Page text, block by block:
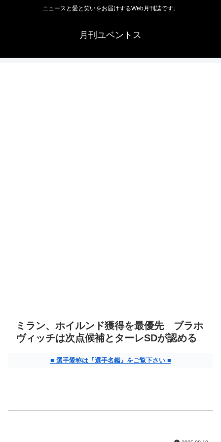
ニュースと愛と笑いをお届けするWeb月刊誌です。
月刊ユベントス
ミラン、ホイルンド獲得を最優先 ブラホ
ヴィッチは次点候補とターレSDが認める
■ 選手愛称は『選手名鑑』をご覧下さい ■